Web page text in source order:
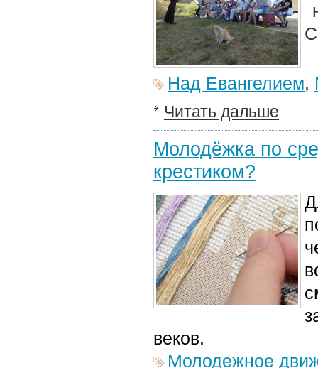
Над Евангелием,
Читать дальше
Молодёжка по
крестиком?
веков.
Молодежное